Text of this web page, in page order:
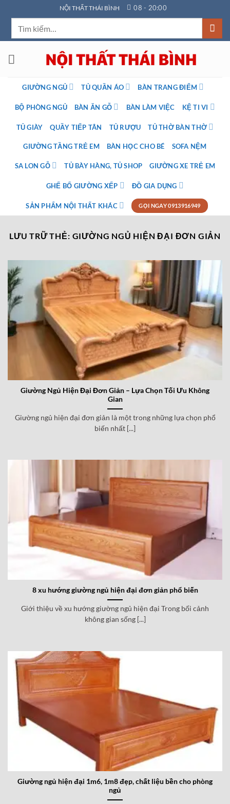
qua
dung
NỘI THẤT THÁI BÌNH 08 - 20:00
GIƯỜNG NGỦ TỦ QUẦN ÁO BÀN TRANG ĐIỂM
BỘ PHÒNG NGỦ BÀN ĂN GỖ BÀN LÀM VIỆC KỆ TI VI
TỦ GIÀY QUẦY TIẾP TÂN TỦ RƯỢU TỦ THỜ BÀN THỜ
GIƯỜNG TẦNG TRẺ EM BÀN HỌC CHO BÉ SOFA NỆM
SA LON GỖ TỦ BÀY HÀNG, TỦ SHOP GIƯỜNG XE TRẺ EM
GHẾ BỐ GIƯỜNG XẾP ĐỒ GIA DỤNG
SẢN PHẨM NỘI THẤT KHÁC GỌI NGAY 0913916949
LƯU TRỮ THẺ: GIƯỜNG NGỦ HIỆN ĐẠI ĐƠN GIẢN
Giường Ngủ Hiện Đại Đơn Giản – Lựa Chọn Tối Ưu Không
Gian
Giường ngủ hiện đại đơn giản là một trong những lựa chọn phổ
biến nhất [...]
8 xu hướng giường ngủ hiện đại đơn giản phổ biến
Giới thiệu về xu hướng giường ngủ hiện đại Trong bối cảnh
không gian sống [...]
Giường ngủ hiện đại 1m6, 1m8 đẹp, chất liệu bền cho phòng
ngủ